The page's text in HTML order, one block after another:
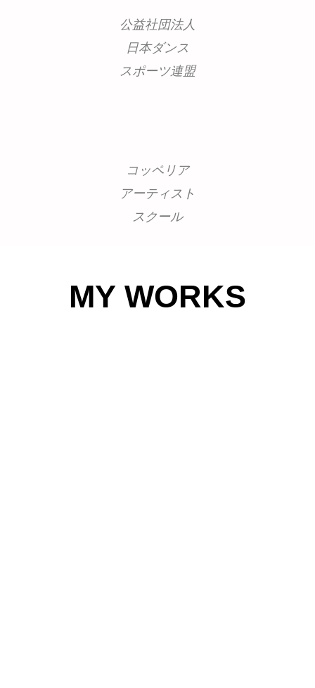
公益社団法人
日本ダンス
スポーツ連盟
コッペリア
アーティスト
スクール
MY WORKS